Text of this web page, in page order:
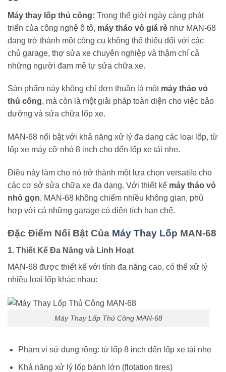
Máy thay lốp thủ công: Trong thế giới ngày càng phát
triển của công nghệ ô tô, máy tháo vỏ giá rẻ như MAN-68
đang trở thành một công cụ không thể thiếu đối với các
chủ garage, thợ sửa xe chuyên nghiệp và thậm chí cả
những người đam mê tự sửa chữa xe.
Sản phẩm này không chỉ đơn thuần là một máy tháo vỏ
thủ công, mà còn là một giải pháp toàn diện cho việc bảo
dưỡng và sửa chữa lốp xe.
MAN-68 nổi bật với khả năng xử lý đa dạng các loại lốp, từ
lốp xe máy cỡ nhỏ 8 inch cho đến lốp xe tải nhẹ.
Điều này làm cho nó trở thành một lựa chọn versatile cho
các cơ sở sửa chữa xe đa dạng. Với thiết kế máy tháo vỏ
nhỏ gọn, MAN-68 không chiếm nhiều không gian, phù
hợp với cả những garage có diện tích hạn chế.
Đặc Điểm Nổi Bật Của Máy Thay Lốp MAN-68
1. Thiết Kế Đa Năng và Linh Hoạt
MAN-68 được thiết kế với tính đa năng cao, có thể xử lý
nhiều loại lốp khác nhau:
Máy Thay Lốp Thủ Công MAN-68
Phạm vi sử dụng rộng: từ lốp 8 inch đến lốp xe tải nhẹ
Khả năng xử lý lốp bánh lớn (flotation tires)